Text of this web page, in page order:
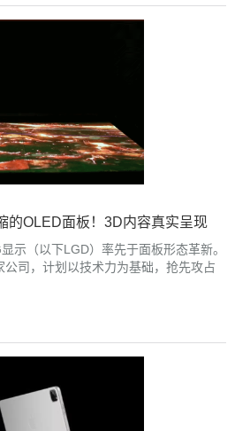
的OLED面板！3D内容真实呈现
示（以下LGD）率先于面板形态革新。
司，计划以技术力为基础，抢先攻占